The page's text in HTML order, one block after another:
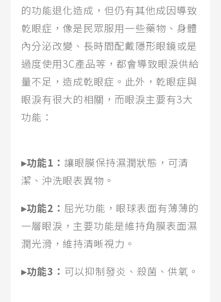
的功能退化造成，但仍有其他成因導致
乾眼症，像是民眾服用一些藥物、身體
內分泌改變、長時間配戴隱形眼鏡或是
過度使用3C產品等，都會導致眼淚供給
量不足，造成乾眼症。此外，乾眼症與
眼淚有很大的相關，而眼淚主要有3大
功能：
▸功能1： 讓眼膜保持濕潤狀態，可清
潔、沖洗眼表異物。
▸功能2： 屈光功能，眼球表面有薄薄的
一層眼淚，主要功能是維持角膜表面濕
潤光滑，維持清晰視力。
▸功能3： 可以抑制發炎、殺菌、供氧。